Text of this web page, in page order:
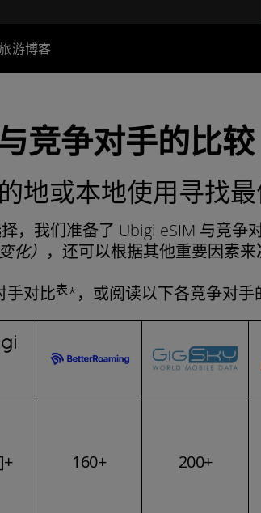
旅游博客
竞争对手的比较
地或本地使用寻找最
，我们准备了 Ubigi eSIM 与竞争
化） ，还可以根据其他重要因素来
手对比表*，或阅读以下各竞争对手
160+ 200+